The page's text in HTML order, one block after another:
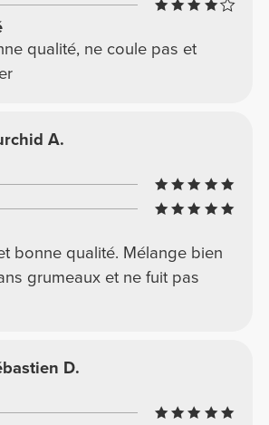
qualité, ne coule pas et
A.
bonne qualité. Mélange bien
grumeaux et ne fuit pas
D.